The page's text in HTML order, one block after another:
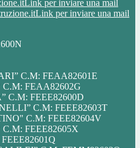
Link per inviare una mail
Link per inviare una mail
C.M: FEAA82601E
FEAA82602G
C.M: FEEE82600D
C.M: FEEE82603T
C.M: FEEE82604V
FEEE82605X